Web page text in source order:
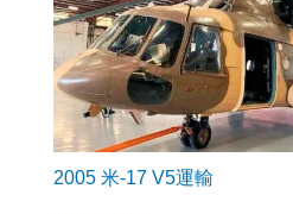
2005 米-17 V5運輸